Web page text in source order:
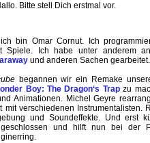
Bitte stell Dich erstmal vor.
bin Omar Cornut. Ich
Spiele. Ich habe unter anderem
und anderen Sachen gearbeitet.
begannen wir ein Remake
Boy: The Dragon‘s Trapzu
Animationen. Michel Geyre
mit verschiedenen Instrumentalisten.
und Soundeffekte. Und erst
und hilft nun bei der